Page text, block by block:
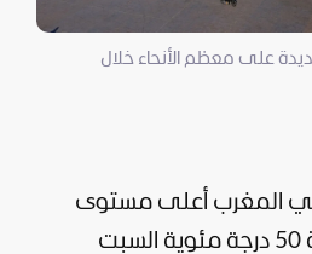
على معظم الأنحاء خلال
في المغرب أعلى مستوى
على الإطلاق متجاوزة 50 درجة مئوية السبت